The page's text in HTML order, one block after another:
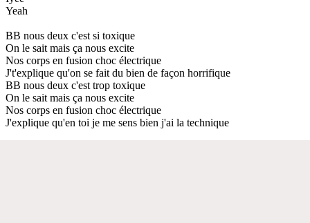
Yeah
BB nous deux c'est si toxique
On le sait mais ça nous excite
Nos corps en fusion choc électrique
J't'explique qu'on se fait du bien de façon horrifique
BB nous deux c'est trop toxique
On le sait mais ça nous excite
Nos corps en fusion choc électrique
J'explique qu'en toi je me sens bien j'ai la technique